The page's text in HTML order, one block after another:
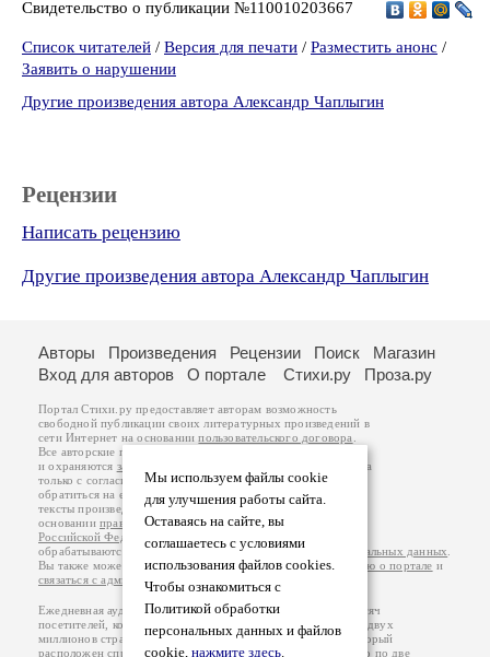
Свидетельство о публикации №110010203667
Список читателей / Версия для печати / Разместить анонс /
Заявить о нарушении
Другие произведения автора Александр Чаплыгин
Рецензии
Написать рецензию
Другие произведения автора Александр Чаплыгин
Мы используем файлы cookie
для улучшения работы сайта.
Оставаясь на сайте, вы
соглашаетесь с условиями
использования файлов cookies.
Чтобы ознакомиться с
Политикой обработки
персональных данных и файлов
cookie, нажмите здесь.
Авторы Произведения Рецензии Поиск
Магазин
Вход для авторов
О портале Стихи.ру Проза.ру
Портал Стихи.ру предоставляет авторам возможность
свободной публикации своих литературных произведений в
сети Интернет на основаниипользовательского договора
Все авторские права на произведения принадлежат авторам
и охраняются законом
. Перепечатка произведений возможна
только с согласия его автора, к которому вы можете
обратиться на его авторской странице. Ответственность за
тексты произведений авторы несут самостоятельно на
основанииправил публикацииизаконодательства
Российской Федерации
обрабатываются на основанииПолитики обработки персональных данных
Вы также можете посмотреть более подробнуюинформацию о портале и
связаться с администрацией
Ежедневная аудитория портала Стихи.ру – порядка 200 тысяч
посетителей, которые в общей сумме просматривают более двух
миллионов страниц по данным счетчика посещаемости, который
расположен справа от этого текста. В каждой графе указано по две